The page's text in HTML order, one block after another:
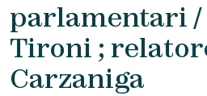
parlamentari /
Tironi ;
Carzaniga